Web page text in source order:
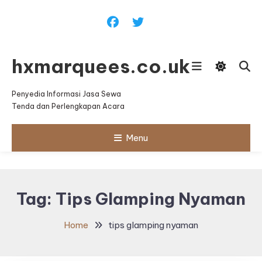
hxmarquees.co.uk
Penyedia Informasi Jasa Sewa
Tenda dan Perlengkapan Acara
Menu
Tag: Tips Glamping Nyaman
Home tips glamping nyaman